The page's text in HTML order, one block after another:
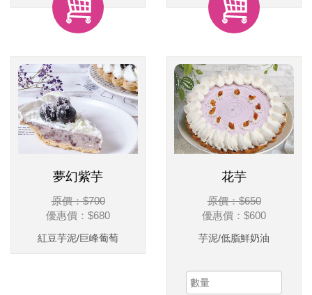
夢幻紫芋
原價：$700
優惠價： $680
紅豆芋泥/巨峰葡萄
花芋
原價：$650
優惠價： $600
芋泥/低脂鮮奶油